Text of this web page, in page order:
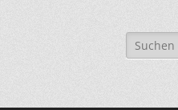
Suchen
nach: